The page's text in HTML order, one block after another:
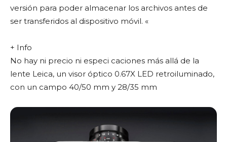
versión para poder almacenar los archivos antes de
ser transferidos al dispositivo móvil. «
+ Info
No hay ni precio ni especi caciones más allá de la
lente Leica, un visor óptico 0.67X LED retroiluminado,
con un campo 40/50 mm y 28/35 mm